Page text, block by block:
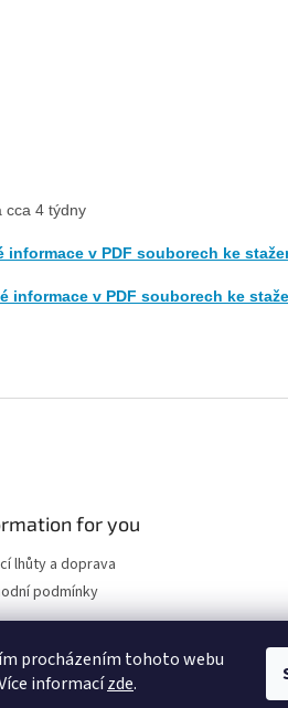
procházením tohoto webu
informacízde.
cca 4 týdny
v PDF souborech ke
informace v PDF souborech ke
for you
lhůty a doprava
podmínky